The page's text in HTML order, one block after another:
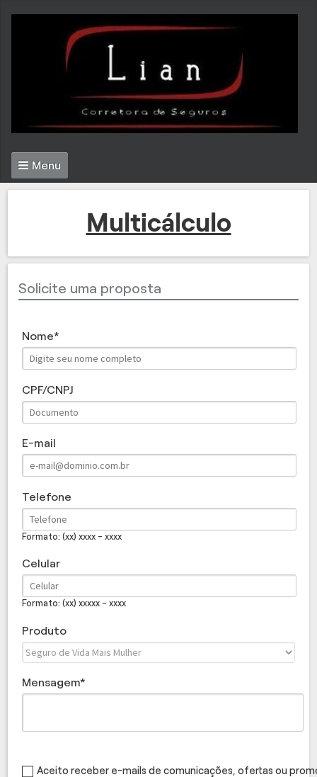
Menu
Multicálculo
Solicite uma proposta
Nome
CPF/CNPJ
E-mail
Telefone
Formato: (xx) xxxx - xxxx
Celular
Formato: (xx) xxxxx - xxxx
Produto
Mensagem
Aceito receber e-mails de comunicações, ofertas ou